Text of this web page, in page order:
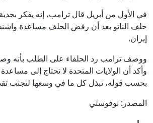
في الأول من أبريل قال ترامب، إنه يفكر
حلف الناتو بعد أن رفض الحلف مساعدة
إيران.
ووصف ترامب رد الحلفاء على الطلب بأنه
وأكد أن الولايات المتحدة لا تحتاج إلى
بحسب قوله، تبذل كل ما في وسعها لتجنب
المصدر: نوفوستي